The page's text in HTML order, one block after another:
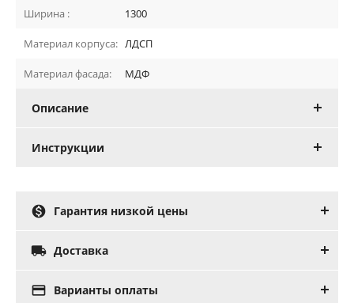
Ширина : 1300
Материал корпуса: ЛДСП
Материал фасада: МДФ
Описание
Инструкции
 Гарантия низкой цены
 Доставка
 Варианты оплаты